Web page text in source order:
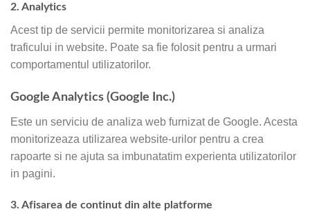
2. Analytics
Acest tip de servicii permite monitorizarea si analiza
traficului in website. Poate sa fie folosit pentru a urmari
comportamentul utilizatorilor.
Google Analytics (Google Inc.)
Este un serviciu de analiza web furnizat de Google. Acesta
monitorizeaza utilizarea website-urilor pentru a crea
rapoarte si ne ajuta sa imbunatatim experienta utilizatorilor
in pagini.
3. Afisarea de continut din alte platforme